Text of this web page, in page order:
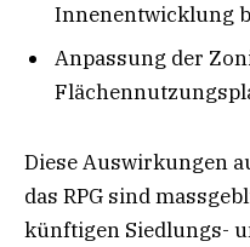
Innenentwicklung
Anpassung der
Diese Auswirkungen
das RPG sind
künftigen Siedlungs-